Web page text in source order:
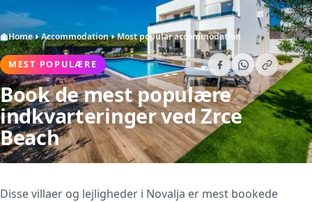
OK
Home Accommodation Most popular accommodation
MEST POPULÆRE
Book de mest populære
indkvarteringer ved Zrce
Beach
Disse villaer og lejligheder i Novalja er mest bookede